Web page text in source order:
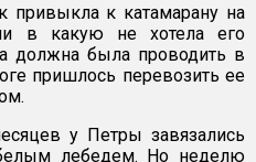
привыкла к катамарану на
в какую не хотела его
должна была проводить в
пришлось перевозить ее
у Петры завязались
лебедем. Но неделю